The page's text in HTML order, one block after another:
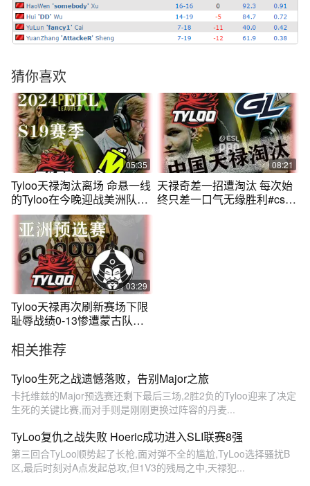
猜你喜欢
05:35
Tyloo天禄淘汰离场 命悬一线
的Tyloo在今晚迎战美洲队伍
M80
08:21
天禄奇差一招遭淘汰 每次始
终只差一口气无缘胜利#cs2
03:29
Tyloo天禄再次刷新赛场下限
耻辱战绩0-13惨遭蒙古队的
相关推荐
Tyloo生死之战遗憾落败，告别Major之旅
卡托维兹的Major预选赛还剩下最后三场,2胜2负的Tyloo迎来了决定
生死的关键比赛,而对手则是刚刚更换过阵容的丹麦...
TyLoo复仇之战失败 Hoeric成功进入SLI联赛8强
第三回合TyLoo顺势起了长枪,面对弹不全的尴尬,TyLoo选择骚扰B
区,最后时刻对A点发起总攻,但1V3的残局之中,天禄犯...